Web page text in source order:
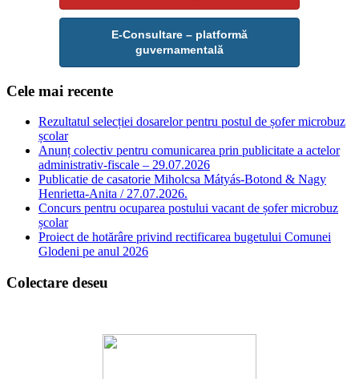
E-Consultare – platformă
guvernamentală
Cele mai recente
Rezultatul selecției dosarelor pentru postul de șofer microbuz
școlar
Anunț colectiv pentru comunicarea prin publicitate a actelor
administrativ-fiscale – 29.07.2026
Publicatie de casatorie Miholcsa Mátyás-Botond & Nagy
Henrietta-Anita / 27.07.2026.
Concurs pentru ocuparea postului vacant de șofer microbuz
școlar
Proiect de hotărâre privind rectificarea bugetului Comunei
Glodeni pe anul 2026
Colectare deseu